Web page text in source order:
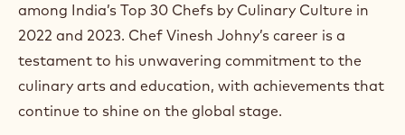
among India’s Top 30 Chefs by Culinary Culture in
2022 and 2023. Chef Vinesh Johny’s career is a
testament to his unwavering commitment to the
culinary arts and education, with achievements that
continue to shine on the global stage.